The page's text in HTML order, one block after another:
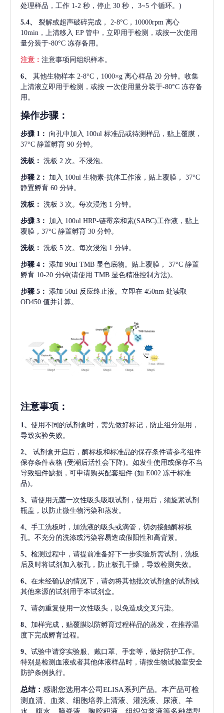
处理样品，工作 1-2 秒，停止 30 秒， 3~5 个循环。)
5.4、 裂解或超声破碎完成，
2-8°C，10000rpm 离心
10min，上清移入 EP 管中，立即用于检测，或按一次使用
量分装于-80°C 冻存备用。
注意： 注意事项同组织样本。
6、 其他生物样本 2-8°C，1000×g 离心样品 20 分钟。收集
上清液立即用于检测，或按 一次使用量分装于-80°C 冻存备
用。
操作步骤：
步骤 1： 向孔中加入 100ul 标准品或待测样品，贴上覆膜，
37°C 静置孵育 90 分钟。
洗板： 洗板 2 次。不浸泡。
步骤 2： 加入 100ul 生物素-抗体工作液，贴上覆膜， 37°C
静置孵育 60 分钟。
洗板： 洗板 3 次。每次浸泡 1 分钟。
步骤 3： 加入 100ul HRP-链霉亲和素(SABC)工作液，贴上
覆膜，37°C 静置孵育 30 分钟。
洗板： 洗板 5 次。每次浸泡 1 分钟。
步骤 4： 添加 90ul TMB 显色底物。贴上覆膜， 37°C 静置
孵育 10-20 分钟(请使用 TMB 显色精准控制方法)。
步骤 5： 添加 50ul 反应终止液。立即在 450nm 处读取
OD450 值并计算。
注意事项 ：
1、 使用不同的试剂盒时，需先做好标记，防止组分混用，
导致实验失败。
2、
试剂盒开启后，酶标板和标准品的保存条件请参考组件
保存条件表格 (受潮后活性会下降)。如发生使用或保存不当
导致组件缺损，可申请购买配套组件 (如 E002 冻干标准
品)。
3、 请使用无菌一次性吸头吸取试剂，使用后，须旋紧试剂
瓶盖，以防止微生物污染和蒸发。
4、 手工洗板时，加洗液的吸头或滴管，切勿接触酶标板
孔。不充分的洗涤或污染容易造成假阳性和高背景。
5、 检测过程中，请提前准备好下一步实验所需试剂，洗板
后及时将试剂加入板孔，防止板孔干燥，导致检测失效。
6、 在未经确认的情况下，请勿将其他批次试剂盒的试剂或
其他来源的试剂用于本试剂盒。
7、 请勿重复使用一次性吸头，以免造成交叉污染。
8、 加样完成，贴覆膜以防孵育过程样品的蒸发，在推荐温
度下完成孵育过程。
9、 试验中请穿实验服、戴口罩、手套等，做好防护工作。
特别是检测血液或者其他体液样品时，请按生物试验室安全
防护条例执行。
总结： 感谢您选用本公司ELISA系列产品。本产品可检
测血清、血浆、细胞培养上清液、灌洗液、尿液、羊